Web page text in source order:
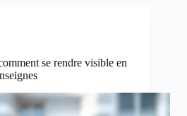
se rendre visible en